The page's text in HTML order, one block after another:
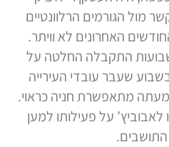
מול הגורמים הרלוונטיים
האחרונים לא וויתר.
התקבלה החלטה על
שעבר עובדי העירייה
מתאפשרת חניה כראוי.
לאבוביץ’ על פעילותו למען
התושבים.